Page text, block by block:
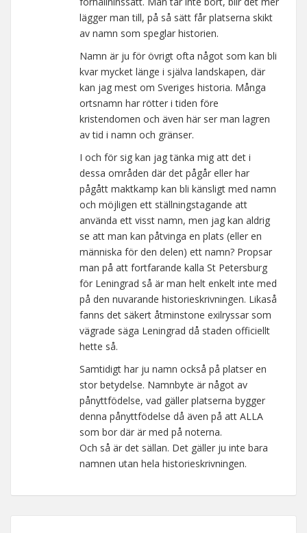
lägger man till, på så sätt får platserna skikt
av namn som speglar historien.
Namn är ju för övrigt ofta något som kan bli
kvar mycket länge i själva landskapen, där
kan jag mest om Sveriges historia. Många
ortsnamn har rötter i tiden före
kristendomen och även här ser man lagren
av tid i namn och gränser.
I och för sig kan jag tänka mig att det i
dessa områden där det pågår eller har
pågått maktkamp kan bli känsligt med namn
och möjligen ett ställningstagande att
använda ett visst namn, men jag kan aldrig
se att man kan påtvinga en plats (eller en
människa för den delen) ett namn? Propsar
man på att fortfarande kalla St Petersburg
för Leningrad så är man helt enkelt inte med
på den nuvarande historieskrivningen. Likaså
fanns det säkert åtminstone exilryssar som
vägrade säga Leningrad då staden officiellt
hette så.
Samtidigt har ju namn också på platser en
stor betydelse. Namnbyte är något av
pånyttfödelse, vad gäller platserna bygger
denna pånyttfödelse då även på att ALLA
som bor där är med på noterna.
Och så är det sällan. Det gäller ju inte bara
namnen utan hela historieskrivningen.